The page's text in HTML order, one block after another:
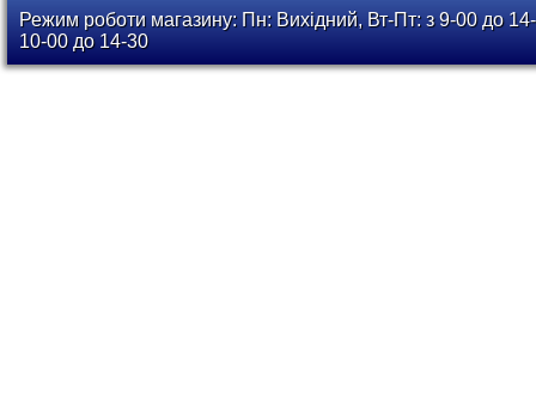
Режим роботи магазину: Пн: Вихідний, Вт-Пт: з 9-00 до
10-00 до 14-30